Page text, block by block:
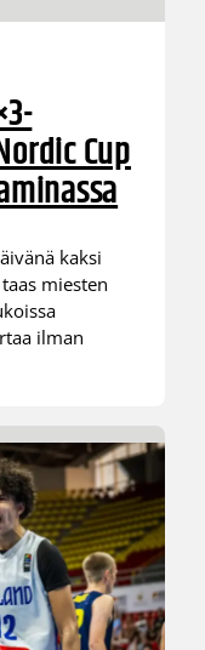
Cup
kaksi
miesten
ilman